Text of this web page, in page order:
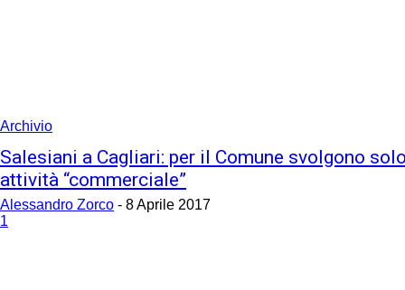
Archivio
Salesiani a Cagliari: per il Comune svolgono
attività “commerciale”
Alessandro Zorco - 8 Aprile 2017
1